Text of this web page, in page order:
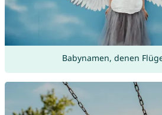
Babynamen, denen